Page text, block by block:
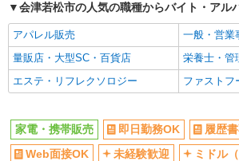
会津若松市の人気の職種からバイト・アル
アパレル販売
一般・営業
量販店・大型SC・百貨店
栄養士・管
エステ・リフレクソロジー
ファストフ
家電・携帯販売 即日勤務OK
履歴
Web面接OK
未経験歓迎
ミドル